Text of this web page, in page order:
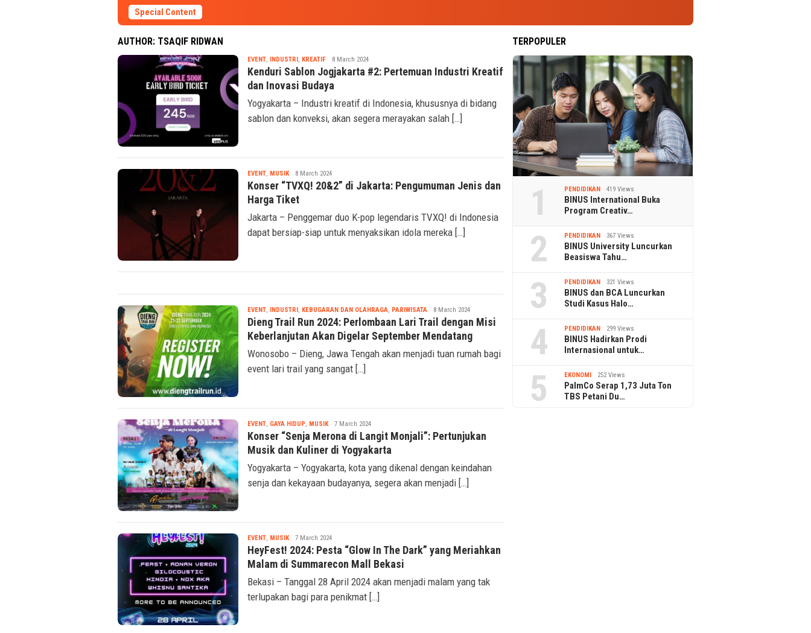
Special Content
AUTHOR: TSAQIF RIDWAN
EVENT, INDUSTRI, KREATIFTsaqif
Ridwan
8 March 2024
Kenduri Sablon Jogjakarta #2: Pertemuan Industri Kreatif
dan Inovasi Budaya
Yogyakarta – Industri kreatif di Indonesia, khususnya di bidang
sablon dan konveksi, akan segera merayakan salah […]
EVENT, MUSIKTsaqif
Ridwan
8 March 2024
Konser “TVXQ! 20&2” di Jakarta: Pengumuman Jenis dan
Harga Tiket
Jakarta – Penggemar duo K-pop legendaris TVXQ! di Indonesia
dapat bersiap-siap untuk menyaksikan idola mereka […]
EVENT, INDUSTRI, KEBUGARAN DAN OLAHRAGA, PARIWISATATsaqif
Ridwan
8 March 2024
Dieng Trail Run 2024: Perlombaan Lari Trail dengan Misi
Keberlanjutan Akan Digelar September Mendatang
Wonosobo – Dieng, Jawa Tengah akan menjadi tuan rumah bagi
event lari trail yang sangat […]
EVENT, GAYA HIDUP, MUSIKTsaqif
Ridwan
7 March 2024
Konser “Senja Merona di Langit Monjali”: Pertunjukan
Musik dan Kuliner di Yogyakarta
Yogyakarta – Yogyakarta, kota yang dikenal dengan keindahan
senja dan kekayaan budayanya, segera akan menjadi […]
EVENT, MUSIKTsaqif
Ridwan
7 March 2024
HeyFest! 2024: Pesta “Glow In The Dark” yang Meriahkan
Malam di Summarecon Mall Bekasi
Bekasi – Tanggal 28 April 2024 akan menjadi malam yang tak
terlupakan bagi para penikmat […]
TERPOPULER
1 PENDIDIKAN 419 Views
BINUS International Buka
Program Creativ…
2 PENDIDIKAN 367 Views
BINUS University Luncurkan
Beasiswa Tahu…
3 PENDIDIKAN 321 Views
BINUS dan BCA Luncurkan
Studi Kasus Halo…
4 PENDIDIKAN 299 Views
BINUS Hadirkan Prodi
Internasional untuk…
5 EKONOMI 252 Views
PalmCo Serap 1,73 Juta Ton
TBS Petani Du…